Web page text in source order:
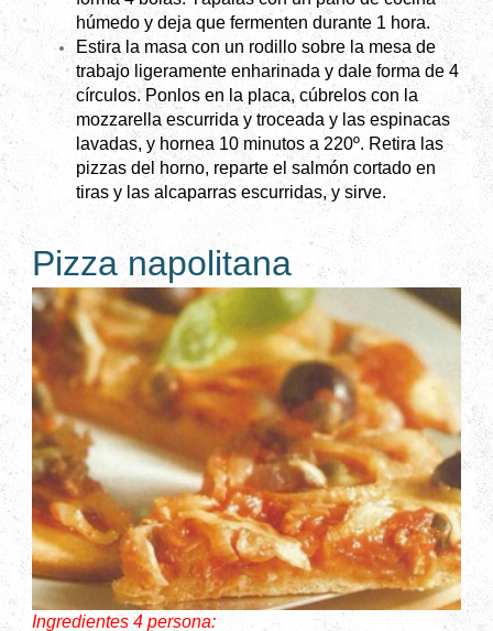
húmedo y deja que fermenten durante 1 hora.
Estira la masa con un rodillo sobre la mesa de
trabajo ligeramente enharinada y dale forma de 4
círculos. Ponlos en la placa, cúbrelos con la
mozzarella escurrida y troceada y las espinacas
lavadas, y hornea 10 minutos a 220º. Retira las
pizzas del horno, reparte el salmón cortado en
tiras y las alcaparras escurridas, y sirve.
Pizza napolitana
Ingredientes 4 persona: